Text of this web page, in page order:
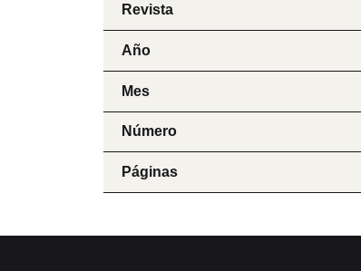
Revista
Año
Mes
Número
Páginas